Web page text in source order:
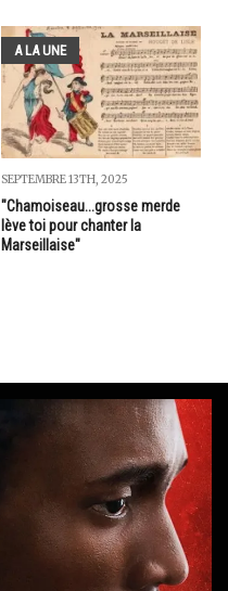
A LA UNE
SEPTEMBRE 13TH, 2025
"Chamoiseau...grosse merde
lève toi pour chanter la
Marseillaise"